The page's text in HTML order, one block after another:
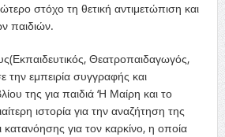
στόχο τη θετική αντιμετώπιση και
παιδιών.
Θεατροπαιδαγωγός,
την εμπειρία συγγραφής και
της για παιδιά ‘Η Μαίρη και το
ιστορία για την αναζήτηση της
κατανόησης για τον καρκίνο, η οποία